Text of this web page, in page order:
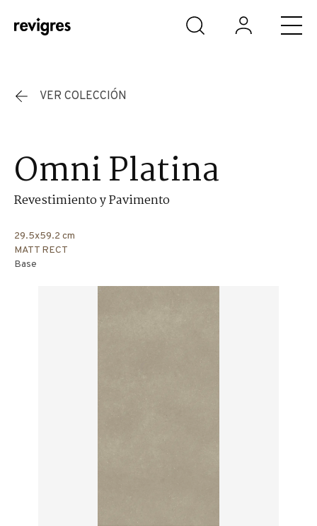
Saltar al contenido principal
VER COLECCIÓN
Omni Platina
Revestimiento y Pavimento
29.5x59.2 cm
MATT RECT
Base